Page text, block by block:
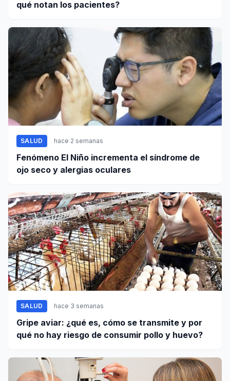
qué notan los pacientes?
SALUD hace 2 semanas
Fenómeno El Niño incrementa el síndrome de
ojo seco y alergias oculares
SALUD hace 3 semanas
Gripe aviar: ¿qué es, cómo se transmite y por
qué no hay riesgo de consumir pollo y huevo?